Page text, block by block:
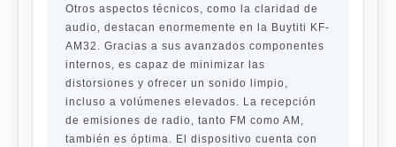
Otros aspectos técnicos, como la claridad de
audio, destacan enormemente en la Buytiti KF-
AM32. Gracias a sus avanzados componentes
internos, es capaz de minimizar las
distorsiones y ofrecer un sonido limpio,
incluso a volúmenes elevados. La recepción
de emisiones de radio, tanto FM como AM,
también es óptima. El dispositivo cuenta con